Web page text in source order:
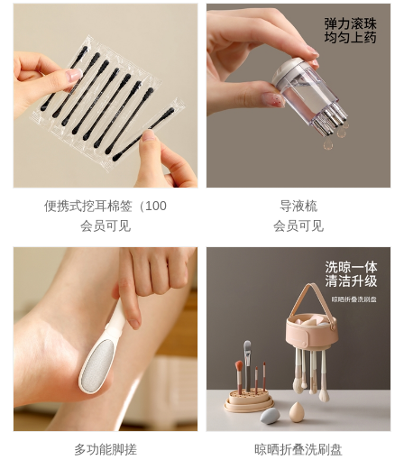
便携式挖耳棉签（100
会员可见
导液梳
会员可见
多功能脚搓
晾晒折叠洗刷盘